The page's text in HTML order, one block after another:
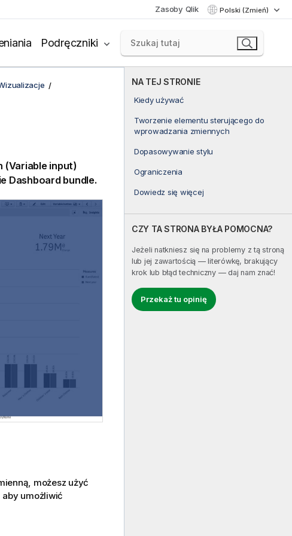
Zasoby Qlik Polski (Zmień)
Podręczniki
NA TEJ STRONIE
Kiedy używać
Tworzenie elementu sterującego do
wprowadzania zmiennych
Dopasowywanie stylu
Ograniczenia
Dowiedz się więcej
CZY TA STRONA BYŁA POMOCNA?
Jeżeli natkniesz się na problemy z tą stroną
lub jej zawartością — literówkę, brakujący
krok lub błąd techniczny — daj nam znać!
Przekaż tu opinię
(Variable input)
Dashboard bundle.
możesz użyć
umożliwić